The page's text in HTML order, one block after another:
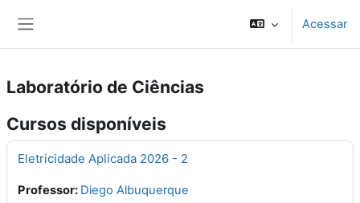
Acessar
Laboratório de Ciências
Cursos disponíveis
Eletricidade Aplicada 2026 - 2
Professor: Diego Albuquerque